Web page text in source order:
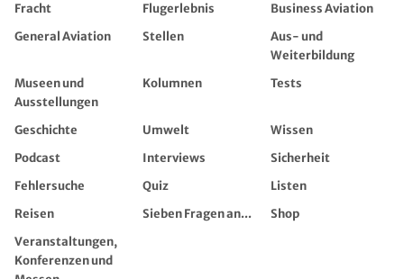
Fracht
Flugerlebnis
Business Aviation
General Aviation
Stellen
Aus- und
Weiterbildung
Museen und
Ausstellungen
Kolumnen Tests
Geschichte Umwelt
Wissen
Podcast
Interviews
Sicherheit
Fehlersuche
Quiz
Listen
Reisen
Sieben Fragen an...
Shop
Veranstaltungen,
Konferenzen und